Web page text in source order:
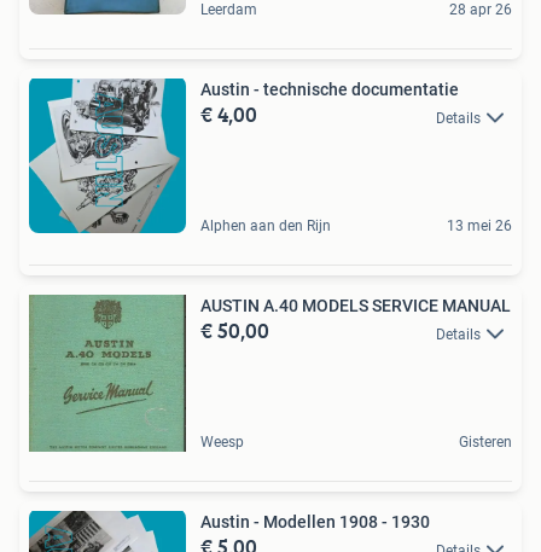
Leerdam 28 apr 26
Austin - technische documentatie
€ 4,00 Details
Alphen aan den Rijn 13 mei 26
AUSTIN A.40 MODELS SERVICE MANUAL
€ 50,00 Details
Weesp Gisteren
Austin - Modellen 1908 - 1930